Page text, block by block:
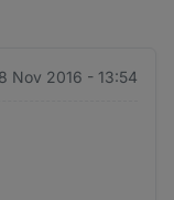
Nov 2016 - 13:54